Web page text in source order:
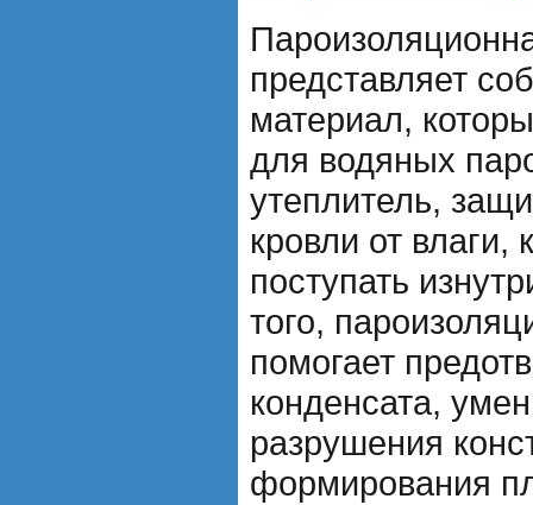
представляет
материал,
для водяных
утеплитель,
кровли от влаги,
поступать
того,
помогает
конденсата,
разрушения
формирования